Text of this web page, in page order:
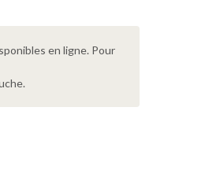
en ligne. Pour